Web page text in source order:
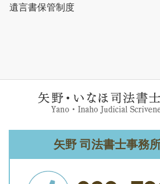
遺言書保管制度
矢野 司法書士事務